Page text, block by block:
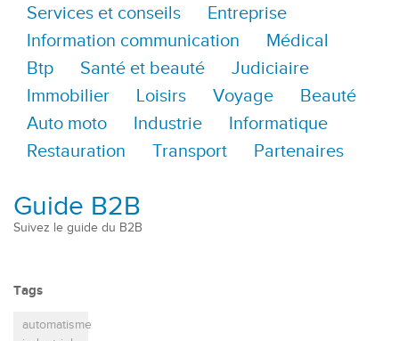
Services et conseils
Entreprise
Information communication
Médical
Btp
Santé et beauté
Judiciaire
Immobilier
Loisirs Voyage
Beauté
Auto moto
Industrie
Informatique
Restauration
Transport Partenaires
Guide B2B
Suivez le guide du B2B
Tags
automatisme